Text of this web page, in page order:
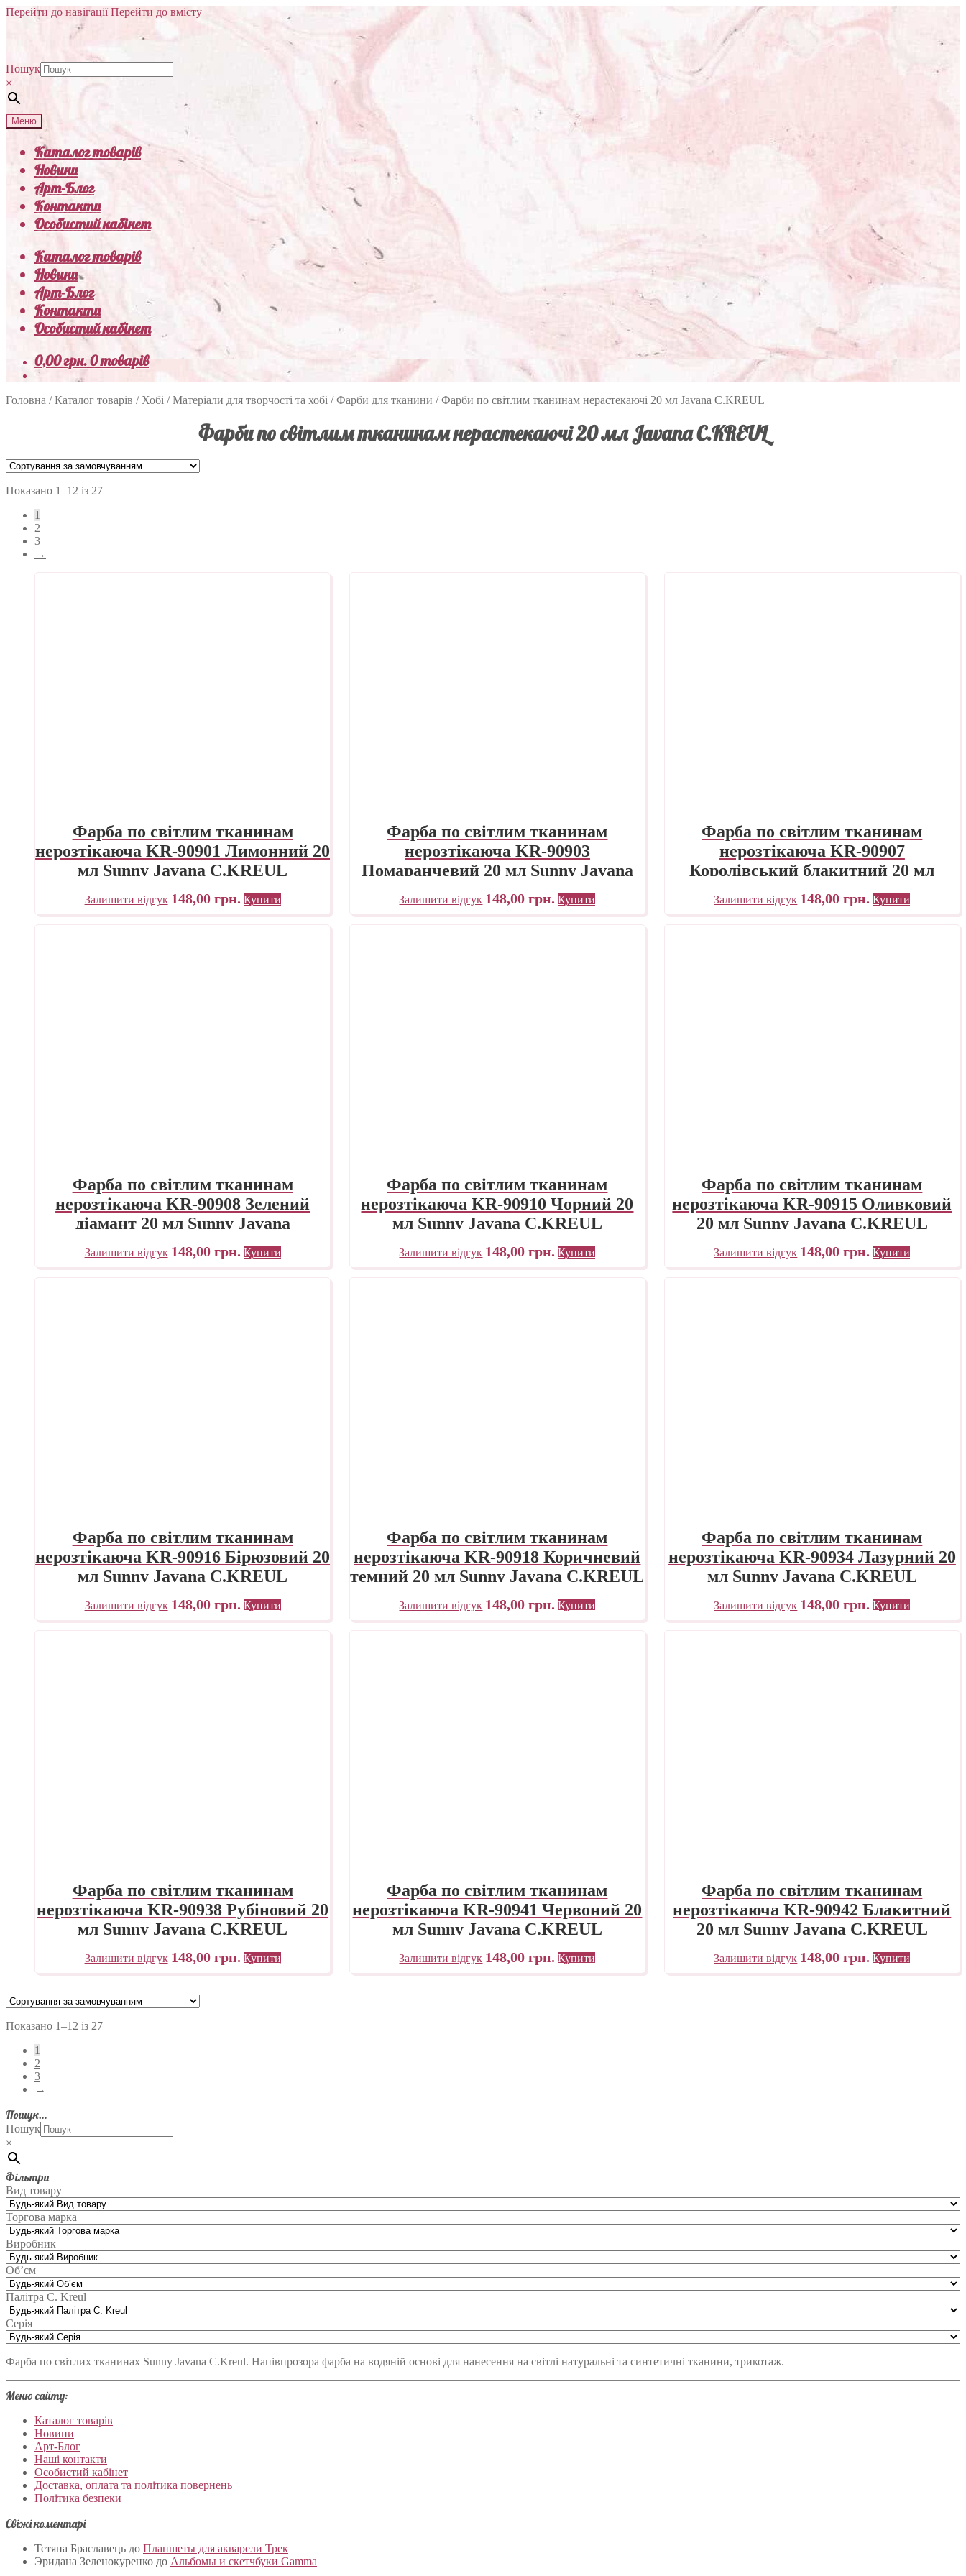
Перейти до навігації Перейти до вмісту
Пошук
×
Меню
Каталог товарів
Новини
Арт-Блог
Контакти
Особистий кабінет
Каталог товарів
Новини
Арт-Блог
Контакти
Особистий кабінет
0,00грн.0 товарів
Головна /Каталог товарів / Хобі /Матеріали для творчості та хобі /Фарби для тканини /Фарби по світлим тканинам нерастекаючі 20 мл Javana C.KREUL
Фарби по світлим тканинам нерастекаючі 20 мл Javana C.KREUL
Показано 1–12 із 27
1
2
3
→
Фарба по світлим тканинам
нерозтікаюча KR-90901 Лимонний 20
мл Sunny Javana C.KREUL
Залишити відгук 148,00 грн. Купити
Фарба по світлим тканинам
нерозтікаюча KR-90903
Помаранчевий 20 мл Sunny Javana
C.KREUL
Залишити відгук 148,00грн. Купити
Фарба по світлим тканинам
нерозтікаюча KR-90907
Королівський блакитний 20 мл
Sunny Javana C.KREUL
Залишити відгук 148,00грн. Купити
Фарба по світлим тканинам
нерозтікаюча KR-90908 Зелений
діамант 20 мл Sunny Javana
C.KREUL
Залишити відгук 148,00 грн. Купити
Фарба по світлим тканинам
нерозтікаюча KR-90910 Чорний 20
мл Sunny Javana C.KREUL
Залишити відгук 148,00грн. Купити
Фарба по світлим тканинам
нерозтікаюча KR-90915 Оливковий
20 мл Sunny Javana C.KREUL
Залишити відгук 148,00грн. Купити
Фарба по світлим тканинам
нерозтікаюча KR-90916 Бірюзовий 20
мл Sunny Javana C.KREUL
Залишити відгук 148,00 грн. Купити
Фарба по світлим тканинам
нерозтікаюча KR-90918 Коричневий
темний 20 мл Sunny Javana C.KREUL
Залишити відгук 148,00грн. Купити
Фарба по світлим тканинам
нерозтікаюча KR-90934 Лазурний 20
мл Sunny Javana C.KREUL
Залишити відгук 148,00грн. Купити
Фарба по світлим тканинам
нерозтікаюча KR-90938 Рубіновий 20
мл Sunny Javana C.KREUL
Залишити відгук 148,00 грн. Купити
Фарба по світлим тканинам
нерозтікаюча KR-90941 Червоний 20
мл Sunny Javana C.KREUL
Залишити відгук 148,00грн. Купити
Фарба по світлим тканинам
нерозтікаюча KR-90942 Блакитний
20 мл Sunny Javana C.KREUL
Залишити відгук 148,00грн. Купити
Показано 1–12 із 27
1
2
3
→
Пошук…
Пошук
×
Фільтри
Вид товару
Торгова марка
Виробник
Об’єм
Палітра C. Kreul
Серія
Фарба по світлих тканинах Sunny Javana C.Kreul. Напівпрозора фарба на водяній основі для нанесення на світлі натуральні та синтетичні тканини, трикотаж.
Меню сайту:
Каталог товарів
Новини
Арт-Блог
Наші контакти
Особистий кабінет
Доставка, оплата та політика повернень
Політика безпеки
Свіжі коментарі
Тетяна Браславець до Планшеты для акварели Трек
Эридана Зеленокуренко до Альбомы и скетчбуки Gamma